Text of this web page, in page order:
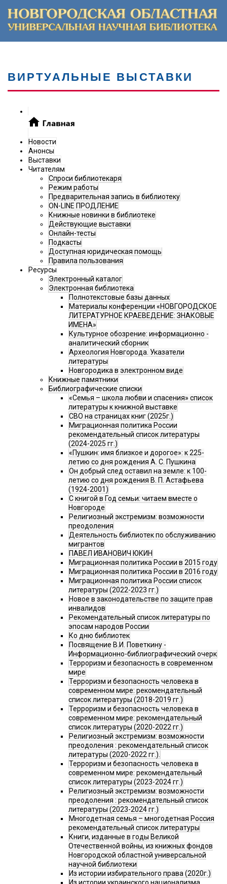
ВИРТУАЛЬНЫЕ ВЫСТАВКИ
Новости
Анонсы
Выставки
Читателям
Спроси библиотекаря
Режим работы
Предварительная запись в библиотеку
ON-LINE ПРОДЛЕНИЕ
Книжные новинки в библиотеке
Действующие выставки
Онлайн-тесты
Подкасты
Доступная юридическая помощь
Правила пользования
Ресурсы
Электронный каталог
Электронная библиотека
Полнотекстовые базы данных
Материалы конференции «НОВГОРОДСКОЕ
ЛИТЕРАТУРНОЕ КРАЕВЕДЕНИЕ: ЗНАКОВЫЕ
ИМЕНА»
Культурное обозрение: информационно -
аналитический сборник
Археология Новгорода. Указатели
литературы
Новгородика в электронном виде
Книжные памятники
Библиографические списки
«Семья – школа любви и спасения» список
литературы к книжной выставке
СВО на страницах книг (2025г.)
Миграционная политика России
рекомендательный список литературы
(2024-2025 гг.)
«Пушкин: имя близкое и дорогое»: к 225-
летию со дня рождения А. С. Пушкина
Он добрый след оставил на земле: к 100-
летию со дня рождения В. П. Астафьева
(1924-2001)
С книгой в Год семьи: читаем вместе о
Новгороде
Религиозный экстремизм: возможности
преодоления
Деятельность библиотек по обслуживанию
мигрантов
ПАВЕЛ ИВАНОВИЧ ЮКИН
Миграционная политика России в 2015 году
Миграционная политика России в 2016 году
Миграционная политика России список
литературы (2022-2023 гг.)
Новое в законодательстве по защите прав
инвалидов
Рекомендательный список литературы по
эпосам народов России
Ко дню библиотек
Посвящение В.И. Поветкину -
Информационно-библиографический очерк
Терроризм и безопасность в современном
мире
Терроризм и безопасность человека в
современном мире: рекомендательный
список литературы (2018-2019 гг.)
Терроризм и безопасность человека в
современном мире: рекомендательный
список литературы (2020-2022 гг.)
Религиозный экстремизм: возможности
преодоления : рекомендательный список
литературы (2020-2022 гг.).
Терроризм и безопасность человека в
современном мире: рекомендательный
список литературы (2023-2024 гг.)
Религиозный экстремизм: возможности
преодоления : рекомендательный список
литературы (2023-2024 гг.)
Многодетная семья – многодетная Россия
рекомендательный список литературы
Книги, изданные в годы Великой
Отечественной войны, из книжных фондов
Новгородской областной универсальной
научной библиотеки
Из истории избирательного права (2020г.)